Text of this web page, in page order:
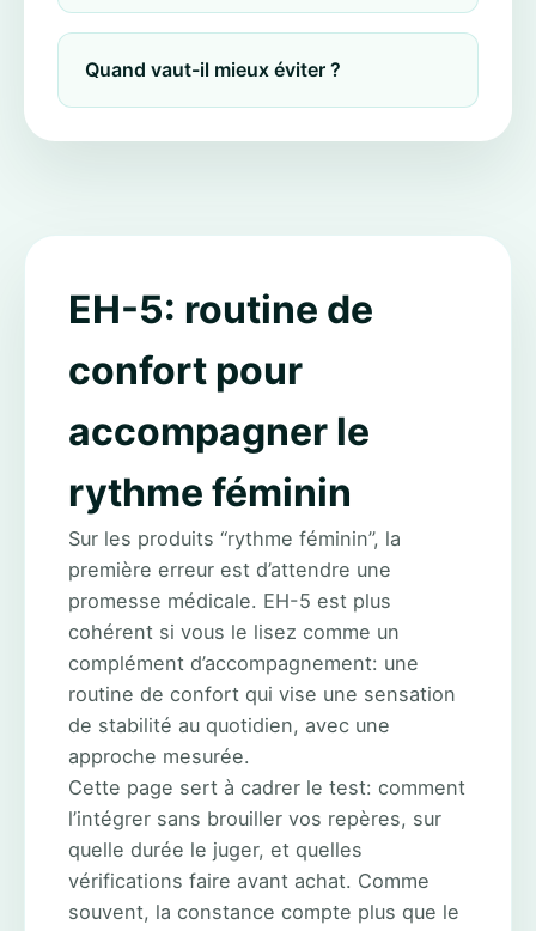
Quand vaut-il mieux éviter ?
EH-5: routine de
confort pour
accompagner le
rythme féminin
Sur les produits “rythme féminin”, la
première erreur est d’attendre une
promesse médicale. EH-5 est plus
cohérent si vous le lisez comme un
complément d’accompagnement: une
routine de confort qui vise une sensation
de stabilité au quotidien, avec une
approche mesurée.
Cette page sert à cadrer le test: comment
l’intégrer sans brouiller vos repères, sur
quelle durée le juger, et quelles
vérifications faire avant achat. Comme
souvent, la constance compte plus que le